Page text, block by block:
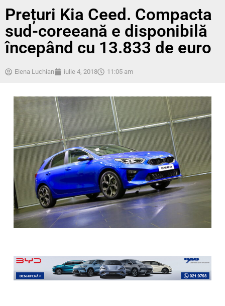
Prețuri Kia Ceed. Compacta
sud-coreeană e disponibilă
începând cu 13.833 de euro
Elena Luchian iulie 4, 2018 11:05 am